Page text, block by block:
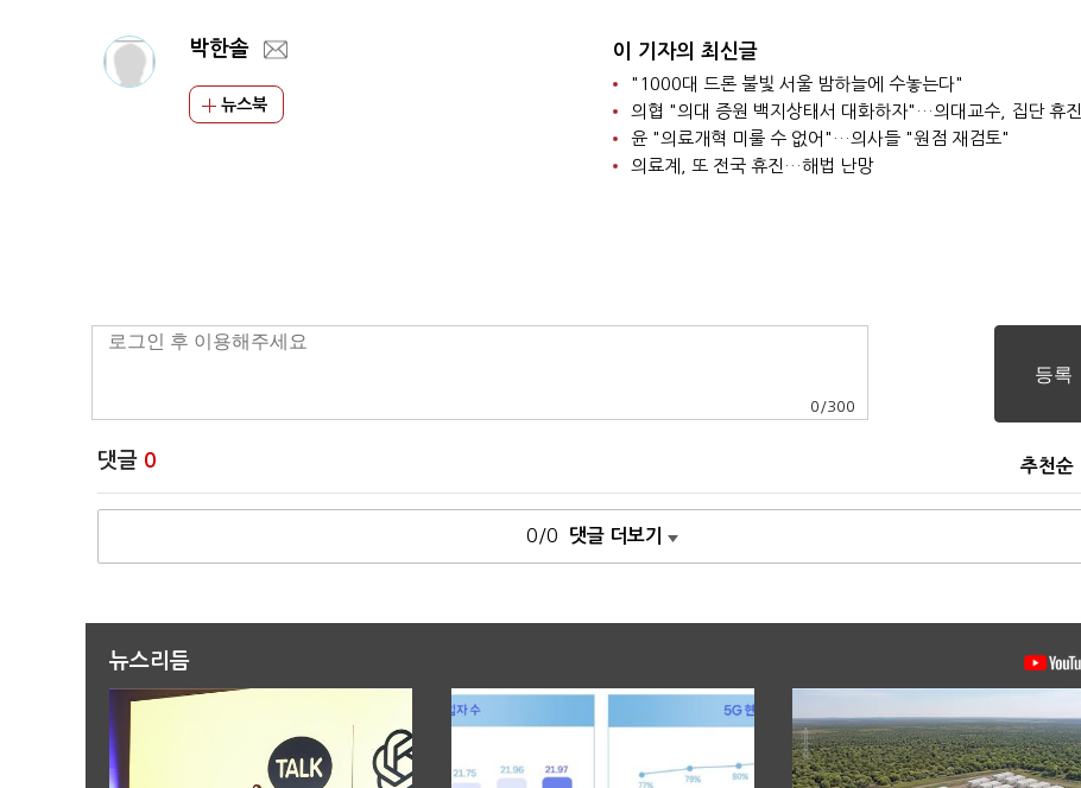
박한솔
뉴스북
이 기자의 최신글
"1000대 드론 불빛 서울 밤하늘에 수놓는다"
의협 "의대 증원 백지상태서 대화하자"…의대교수, 집단 휴진
윤 "의료개혁 미룰 수 없어"…의사들 "원점 재검토"
의료계, 또 전국 휴진…해법 난망
0 /300
댓글 0 추천순
0/0 댓글 더보기
뉴스리듬